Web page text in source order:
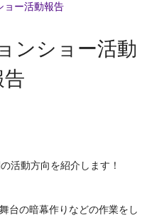
ョー活動報告
ンショー活動
告
活動方向を紹介します！
台の暗幕作りなどの作業をし